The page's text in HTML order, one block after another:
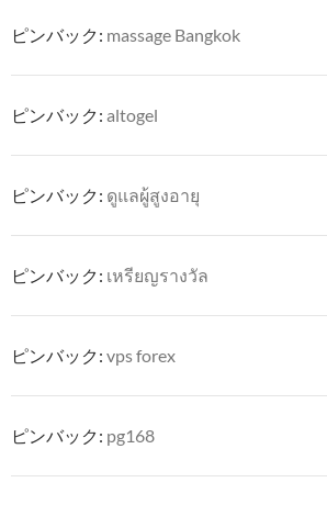
ピンバック: massage Bangkok
ピンバック: altogel
ピンバック: ดูแลผู้สูงอายุ
ピンバック: เหรียญรางวัล
ピンバック: vps forex
ピンバック: pg168